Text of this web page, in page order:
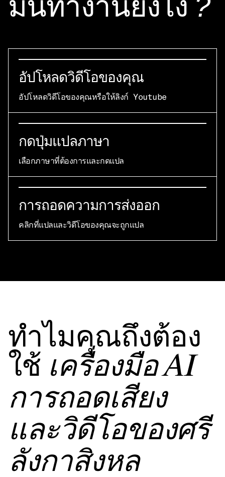
?
อัปโหลดวิดีโอของคุณ
อัปโหลดวิดีโอของคุณหรือให้ลิงก์ Youtube
กดปุ่มแปลภาษา
เลือกภาษาที่ต้องการและกดแปล
การถอดความการส่งออก
คลิกที่แปลและวิดีโอของคุณจะถูกแปล
ทําไมคุณถึงต้อง
ใช้ เครื่องมือ AI
การถอดเสียง
และวิดีโอของศรี
ลังกาสิงหล